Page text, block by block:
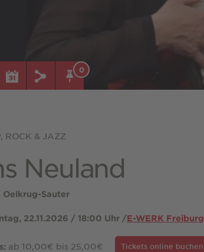
0
ROCK & JAZZ
Neuland
Oelkrug-Sauter
22.11.2026 / 18:00 Uhr /E-WERK Freiburg
ab 10,00€ bis 25,00€ Tickets online buchen